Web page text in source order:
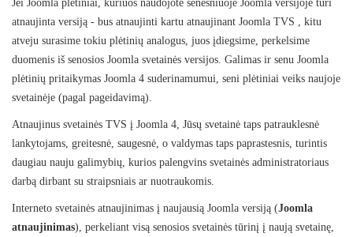
Jei Joomla plėtiniai, kuriuos naudojote senesniuoje Joomla versijoje turi
atnaujinta versiją - bus atnaujinti kartu atnaujinant Joomla TVS , kitu
atveju surasime tokiu plėtinių analogus, juos įdiegsime, perkelsime
duomenis iš senosios Joomla svetainės versijos. Galimas ir senu Joomla
plėtinių pritaikymas Joomla 4 suderinamumui, seni plėtiniai veiks naujoje
svetainėje (pagal pageidavimą).
Atnaujinus svetainės TVS į Joomla 4, Jūsų svetainė taps patrauklesnė
lankytojams, greitesnė, saugesnė, o valdymas taps paprastesnis, turintis
daugiau nauju galimybių, kurios palengvins svetainės administratoriaus
darbą dirbant su straipsniais ar nuotraukomis.
Interneto svetainės atnaujinimas į naujausią Joomla versiją (Joomla
atnaujinimas), perkeliant visą senosios svetainės tūrinį į naują svetainę,